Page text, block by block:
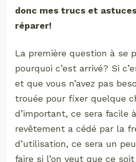
donc mes trucs et
réparer!
La première question à se
pourquoi c’est arrivé? Si
et que vous n’avez pas
trouée pour fixer quelque
d’important, ce sera facile
revêtement a cédé par la
d’utilisation, ce sera un
faire si l’on veut que ce